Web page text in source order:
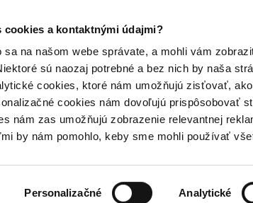
cookies a kontaktnými údajmi?
sa na našom webe správate, a mohli vám
sú naozaj potrebné a bez nich by naša
cookies, ktoré nám umožňujú zisťovať,
cookies nám dovoľujú prispôsobovať
nám zas umožňujú zobrazenie relevantnej
by nám pomohlo, keby sme mohli používať
Personalizačné Analytické